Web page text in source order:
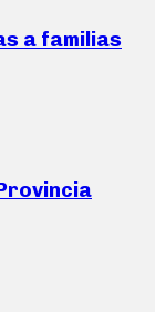
a familias